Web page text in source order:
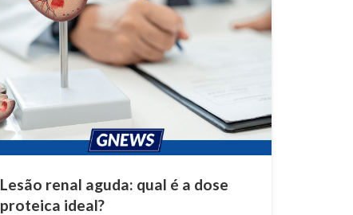
Lesão renal aguda: qual é a dose
proteica ideal?